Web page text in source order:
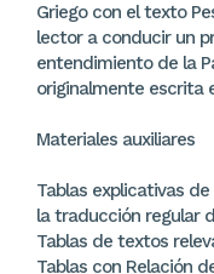
Griego con el texto
lector a conducir un
entendimiento de la
originalmente escrita
Materiales auxiliares
Tablas explicativas
la traducción regular
Tablas de textos
Tablas con Relación